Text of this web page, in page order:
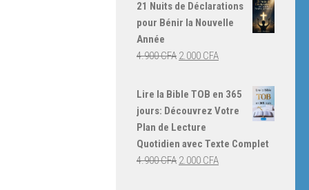
était :
est :
3.000 CFA.
21 Nuits de Déclarations
pour Bénir la Nouvelle
Année
4.900CFA Le
initial
4.900 CFA.
2.000 CFALe
actuel
est :
2.000 CFA.
Lire la Bible TOB en 365
jours: Découvrez Votre
Plan de Lecture
Quotidien avec Texte Complet
4.900CFA Le
2.000 CFALe